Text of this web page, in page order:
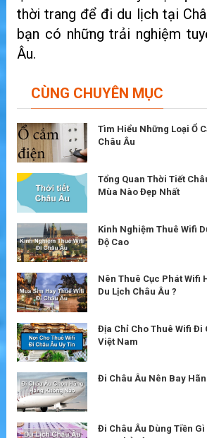
thời trang để đi du lịch tại
bạn có những trải nghiệm
Âu.
CÙNG CHUYÊN MỤC
Tìm Hiểu Những Loại Ổ
Châu Âu
Tổng Quan Thời Tiết
Mùa Nào Đẹp Nhất
Kinh Nghiệm Thuê Wifi
Độ Cao
Nên Thuê Cục Phát Wifi
Du Lịch Châu Âu ?
Địa Chỉ Cho Thuê Wifi Đi
Việt Nam
Đi Châu Âu Nên Bay
Đi Châu Âu Dùng Tiền